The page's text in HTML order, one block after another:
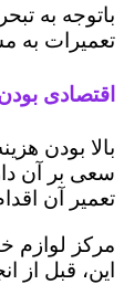
باتوجه به
تعمیرات به
اقتصادی
بالا بودن
سعی بر آن
تعمیر آن
مرکز لوازم
این، قبل